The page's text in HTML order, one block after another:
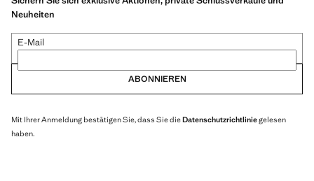
Neuheiten
E-Mail
ABONNIEREN
Mit Ihrer Anmeldung bestätigen Sie, dass Sie dieDatenschutzrichtliniegelesen
haben.